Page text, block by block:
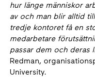
hur länge människor
av och man blir alltid
tredje kontoret få en
medarbetare
passar dem och deras
Redman,
University.